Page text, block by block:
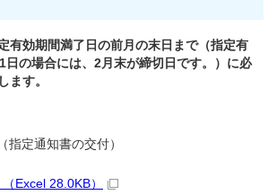
有効期間満了日の前月の末日まで（指定有
日の場合には、2月末が締切日です。）に必
ます。
指定通知書の交付）
Excel 28.0KB）